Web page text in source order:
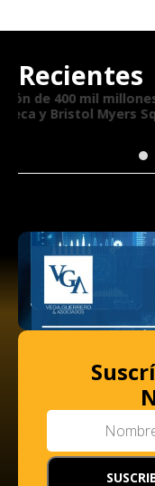
Recientes
entre
El